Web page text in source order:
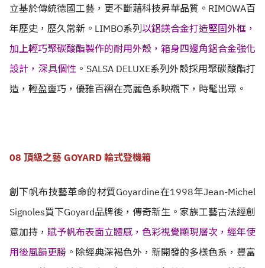
立基於傳統德國工藝，更不斷藉科技昇華品質。RIMOWA百
年歷史，歷久常新。LIMBO系列以鋁鎂合金打造堅固外框，
加上輕巧聚碳酸酯製作的耐用外殼，箱身四邊角鋁合金強化
設計，深具個性 。SALSA DELUXE系列外殼採用聚碳酸酯打
造，輕盈靈巧，優雅百褶在亮麗色系映襯下，時髦出眾。
08 頂級之藝 GOYARD 輪式登機箱
創下帆布技藝革命的材質Goyardine在1998年Jean-Michel
Signoles買下Goyard品牌後，傳奇新生。家族工藝古法經創
意加持， 賦予帆布表面立體感，色彩視覺顯現層次，經年使
用後風韻更勝 。除經典深褐色外，新開發的多樣色系，豐富